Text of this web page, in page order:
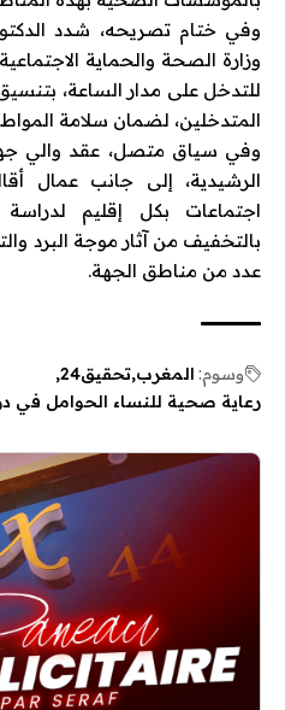
وفي ختام تصريحه، شدد
وزارة الصحة والحماية
للتدخل على مدار الساعة،
المتدخلين، لضمان سلامة
وفي سياق متصل، عقد والي
الرشيدية، إلى جانب عمال
اجتماعات بكل إقليم لدراسة
بالتخفيف من آثار موجة البرد
عدد من مناطق الجهة.
وسوم: المغرب تحقيق24
رعاية صحية للنساء الحوامل في